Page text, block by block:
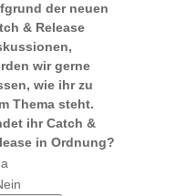
der neuen
& Release
wir gerne
wie ihr zu
Thema steht.
ihr Catch &
in Ordnung?